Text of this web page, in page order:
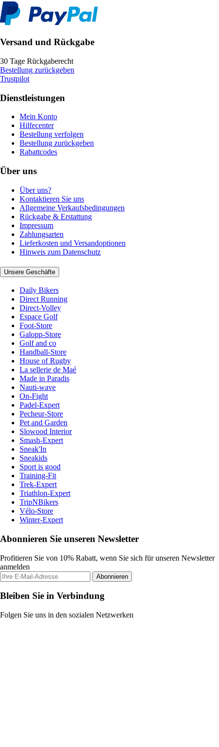
Versand und Rückgabe
30 Tage Rückgaberecht
Bestellung zurückgeben
Trustpilot
Dienstleistungen
Mein Konto
Hilfecenter
Bestellung verfolgen
Bestellung zurückgeben
Rabattcodes
Über uns
Über uns?
Kontaktieren Sie uns
Allgemeine Verkaufsbedingungen
Rückgabe & Erstattung
Impressum
Zahlungsarten
Lieferkosten und Versandoptionen
Hinweis zum Datenschutz
Unsere Geschäfte
Daily Bikers
Direct Running
Direct-Volley
Espace Golf
Foot-Store
Galopp-Store
Golf and co
Handball-Store
House of Rugby
La sellerie de Maé
Made in Paradis
Nauti-wave
On-Fight
Padel-Expert
Pecheur-Store
Pet and Garden
Slowood Interior
Smash-Expert
Sneak'In
Sneakids
Sport is good
Training-Fit
Trek-Expert
Triathlon-Expert
TripNBikers
Vélo-Store
Winter-Expert
Abonnieren Sie unseren Newsletter
Profitieren Sie von 10% Rabatt, wenn Sie sich für unseren Newsletter
anmelden
Abonnieren
Bleiben Sie in Verbindung
Folgen Sie uns in den sozialen Netzwerken